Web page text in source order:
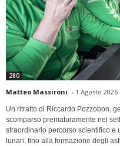
280
Matteo Massironi - 1 Agosto 2026
Un ritratto di Riccardo Pozzobon,
scomparso prematuramente nel
straordinario percorso scientifico e
lunari, fino alla formazione degli